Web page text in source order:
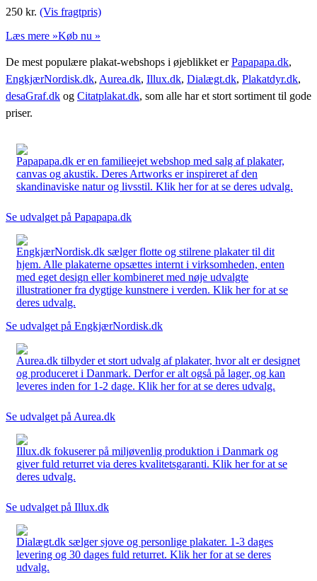
250 kr. (Vis fragtpris)
Læs mere »Køb nu »
De mest populære plakat-webshops i øjeblikket erPapapapa.dk,
EngkjærNordisk.dk, Aurea.dk, Illux.dk, Dialægt.dk, Plakatdyr.dk,
desaGraf.dk og Citatplakat.dk, som alle har et stort sortiment til gode
priser.
Papapapa.dk er en familieejet webshop med salg af plakater,
canvas og akustik. Deres Artworks er inspireret af den
skandinaviske natur og livsstil. Klik her for at se deres udvalg.
Se udvalget på Papapapa.dk
EngkjærNordisk.dk sælger flotte og stilrene plakater til dit
hjem. Alle plakaterne opsættes internt i virksomheden, enten
med eget design eller kombineret med nøje udvalgte
illustrationer fra dygtige kunstnere i verden. Klik her for at se
deres udvalg.
Se udvalget på EngkjærNordisk.dk
Aurea.dk tilbyder et stort udvalg af plakater, hvor alt er designet
og produceret i Danmark. Derfor er alt også på lager, og kan
leveres inden for 1-2 dage. Klik her for at se deres udvalg.
Se udvalget på Aurea.dk
Illux.dk fokuserer på miljøvenlig produktion i Danmark og
giver fuld returret via deres kvalitetsgaranti. Klik her for at se
deres udvalg.
Se udvalget på Illux.dk
Dialægt.dk sælger sjove og personlige plakater. 1-3 dages
levering og 30 dages fuld returret. Klik her for at se deres
udvalg.